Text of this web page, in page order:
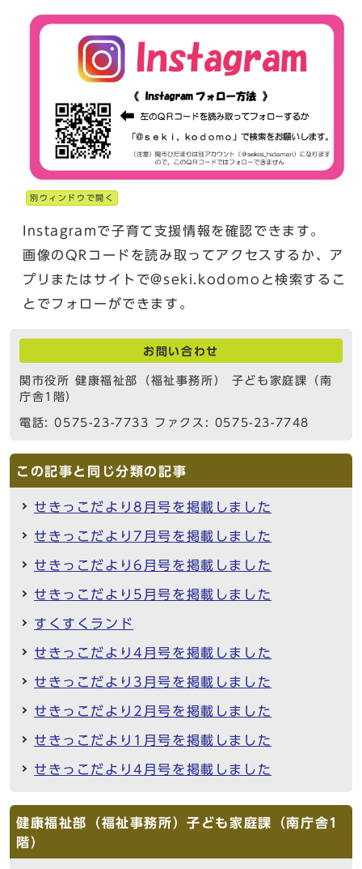
別ウィンドウで開く
Instagramで子育て支援情報を確認できます。
画像のQRコードを読み取ってアクセスするか、ア
プリまたはサイトで@seki.kodomoと検索するこ
とでフォローができます。
お問い合わせ
関市役所 健康福祉部（福祉事務所） 子ども家庭課（南
庁舎1階）
電話: 0575-23-7733 ファクス: 0575-23-7748
この記事と同じ分類の記事
せきっこだより8月号を掲載しました
せきっこだより7月号を掲載しました
せきっこだより6月号を掲載しました
せきっこだより5月号を掲載しました
すくすくランド
せきっこだより4月号を掲載しました
せきっこだより3月号を掲載しました
せきっこだより2月号を掲載しました
せきっこだより1月号を掲載しました
せきっこだより4月号を掲載しました
健康福祉部（福祉事務所）子ども家庭課（南庁舎1
階）